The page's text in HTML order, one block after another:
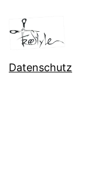
Datenschutz